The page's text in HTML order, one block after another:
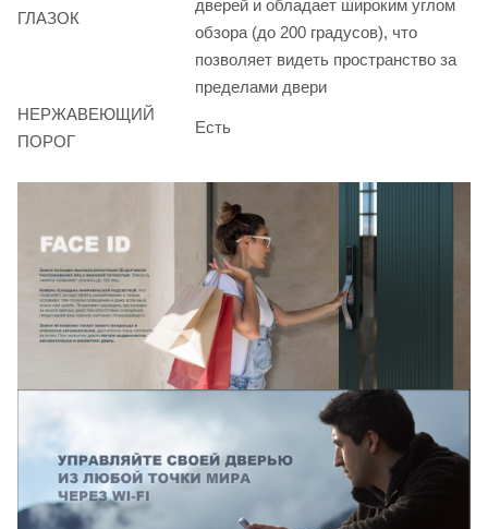
ГЛАЗОК
дверей и обладает широким углом
обзора (до 200 градусов), что
позволяет видеть пространство за
пределами двери
НЕРЖАВЕЮЩИЙ
ПОРОГ
Есть